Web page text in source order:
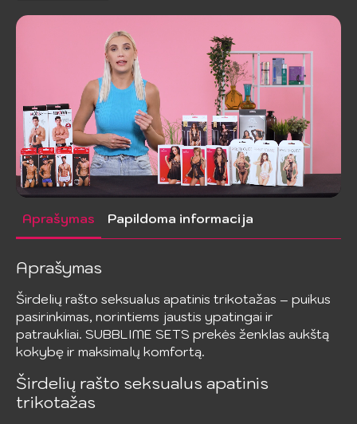
Aprašymas Papildoma informacija
Aprašymas
Širdelių rašto seksualus apatinis trikotažas – puikus
pasirinkimas, norintiems jaustis ypatingai ir
patraukliai. SUBBLIME SETS prekės ženklas aukštą
kokybę ir maksimalų komfortą.
Širdelių rašto seksualus apatinis
trikotažas